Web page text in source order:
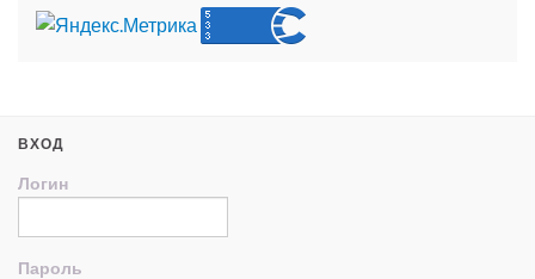
ВХОД
Логин
Пароль